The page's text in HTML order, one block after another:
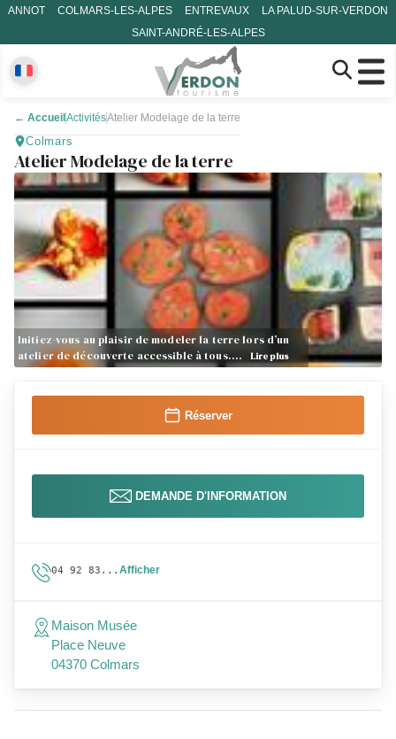
ANNOT COLMARS-LES-ALPES ENTREVAUX
LA PALUD-SUR-VERDON
SAINT-ANDRÉ-LES-ALPES
← Accueil ActivitésAtelier Modelage de la terre
Colmars
Atelier Modelage de la terre
Initiez-vous au plaisir de modeler la terre lors d’un
atelier de découverte accessible à tous.…
Lire plus
Réserver
DEMANDE D'INFORMATION
04 92 83... Afficher
Maison Musée
Place Neuve
04370 Colmars